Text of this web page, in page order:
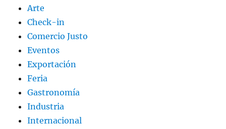
Arte
Check-in
Comercio Justo
Eventos
Exportación
Feria
Gastronomía
Industria
Internacional